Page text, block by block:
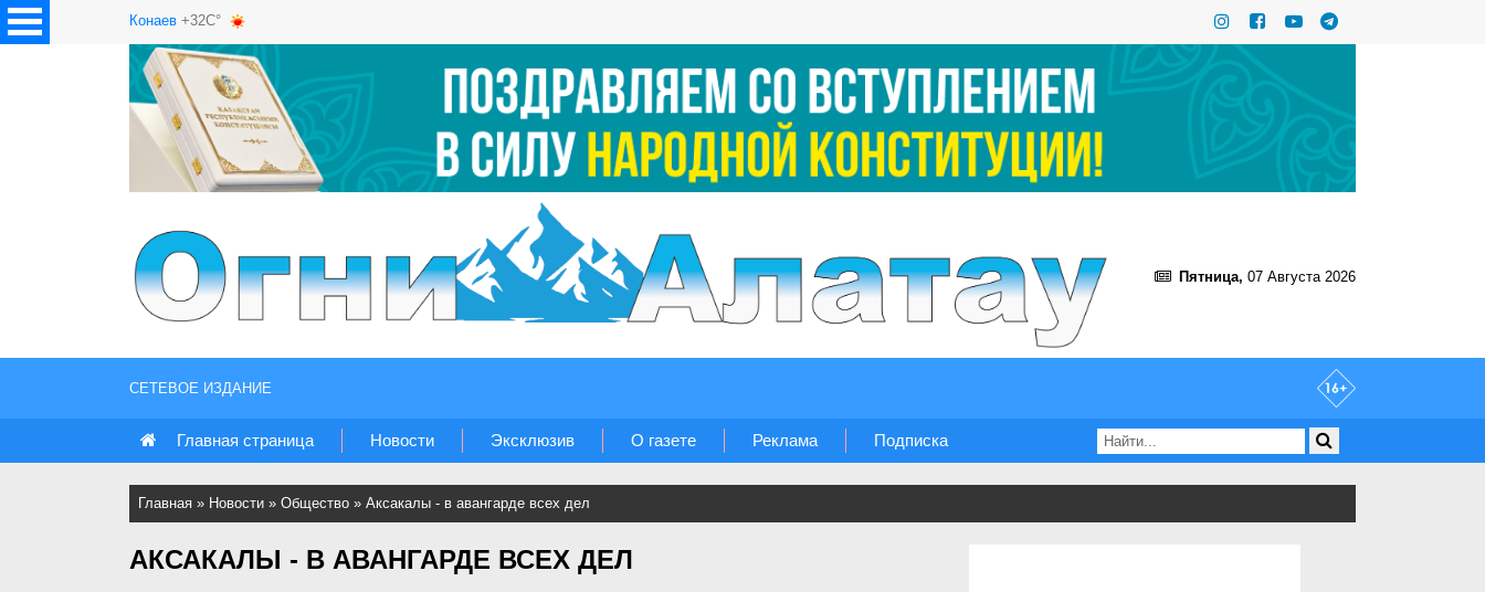
Конаев +32C°
Пятница, 07 Августа 2026
СЕТЕВОЕ ИЗДАНИЕ
Главная страница Новости Эксклюзив О газете Реклама Подписка
Главная » Новости » Общество » Аксакалы - в авангарде всех дел
АКСАКАЛЫ - В АВАНГАРДЕ ВСЕХ ДЕЛ